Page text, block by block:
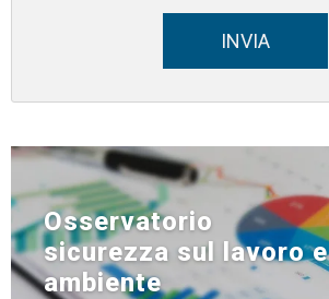
INVIA
Osservatorio
sicurezza sul lavoro e
ambiente